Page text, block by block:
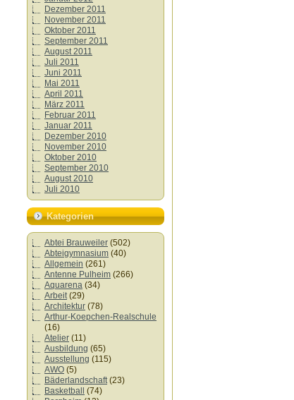
Dezember 2011
November 2011
Oktober 2011
September 2011
August 2011
Juli 2011
Juni 2011
Mai 2011
April 2011
März 2011
Februar 2011
Januar 2011
Dezember 2010
November 2010
Oktober 2010
September 2010
August 2010
Juli 2010
Kategorien
Abtei Brauweiler (502)
Abteigymnasium (40)
Allgemein (261)
Antenne Pulheim (266)
Aquarena (34)
Arbeit(29)
Architektur (78)
Arthur-Koepchen-Realschule
(16)
Atelier (11)
Ausbildung (65)
Ausstellung (115)
AWO (5)
Bäderlandschaft(23)
Basketball
(74)